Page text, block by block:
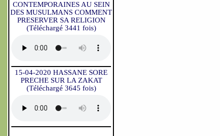
CONTEMPORAINES AU SEIN
DES MUSULMANS COMMENT
PRESERVER SA RELIGION
(Téléchargé 3441 fois)
15-04-2020 HASSANE SORE
PRECHE SUR LA ZAKAT
(Téléchargé 3645 fois)